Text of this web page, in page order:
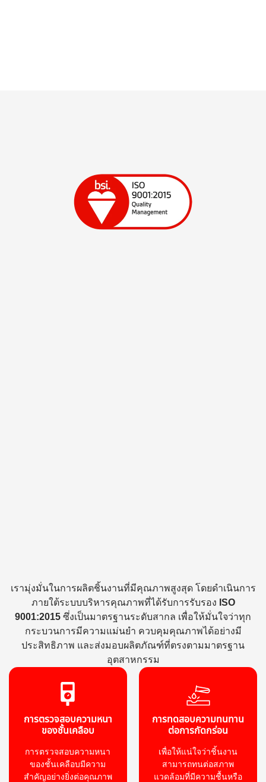
เรามุ่งมั่นในการผลิตชิ้นงานที่มีคุณภาพสูงสุด โดยดำเนินการ
ภายใต้ระบบบริหารคุณภาพที่ได้รับการรับรอง ISO
9001:2015 ซึ่งเป็นมาตรฐานระดับสากล เพื่อให้มั่นใจว่าทุก
กระบวนการมีความแม่นยำ ควบคุมคุณภาพได้อย่างมี
ประสิทธิภาพ และส่งมอบผลิตภัณฑ์ที่ตรงตามมาตรฐาน
อุตสาหกรรม
การตรวจสอบความหนา
ของชั้นเคลือบ
การตรวจสอบความหนา
ของชั้นเคลือบมีความ
สำคัญอย่างยิ่งต่อคุณภาพ
การทดสอบความทนทาน
ต่อการกัดกร่อน
เพื่อให้แน่ใจว่าชิ้นงาน
สามารถทนต่อสภาพ
แวดล้อมที่มีความชื้นหรือ